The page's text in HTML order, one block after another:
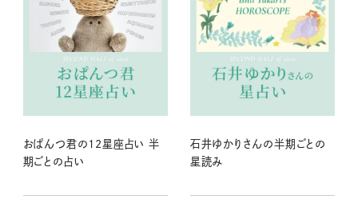
おぱんつ君の12星座占い 半
期ごとの占い
石井ゆかりさんの半期ごとの
星読み